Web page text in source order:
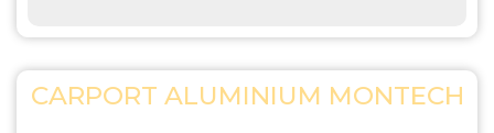
CARPORT ALUMINIUM MONTECH